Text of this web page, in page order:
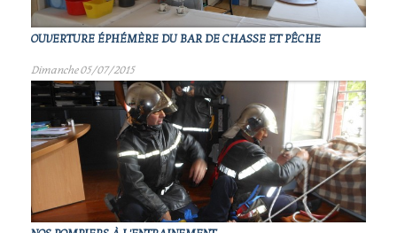
OUVERTURE ÉPHÉMÈRE DU BAR DE CHASSE ET PÊCHE
Dimanche 05/07/2015